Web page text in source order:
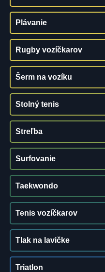
Plávanie
Rugby vozíčkarov
Šerm na vozíku
Stolný tenis
Streľba
Surfovanie
Taekwondo
Tenis vozíčkarov
Tlak na lavičke
Triatlon